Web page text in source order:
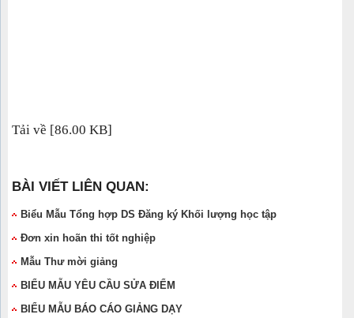
Tải về [86.00 KB]
BÀI VIẾT LIÊN QUAN:
Biểu Mẫu Tổng hợp DS Đăng ký Khối lượng học tập
Đơn xin hoãn thi tốt nghiệp
Mẫu Thư mời giảng
BIỂU MẪU YÊU CẦU SỬA ĐIỂM
BIỂU MẪU BÁO CÁO GIẢNG DẠY